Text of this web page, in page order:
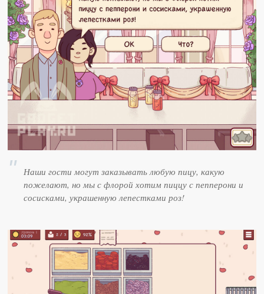
Наши гости могут заказывать любую пицу, какую
пожелают, но мы с флорой хотим пиццу с пепперони и
сосисками, украшенную лепестками роз!